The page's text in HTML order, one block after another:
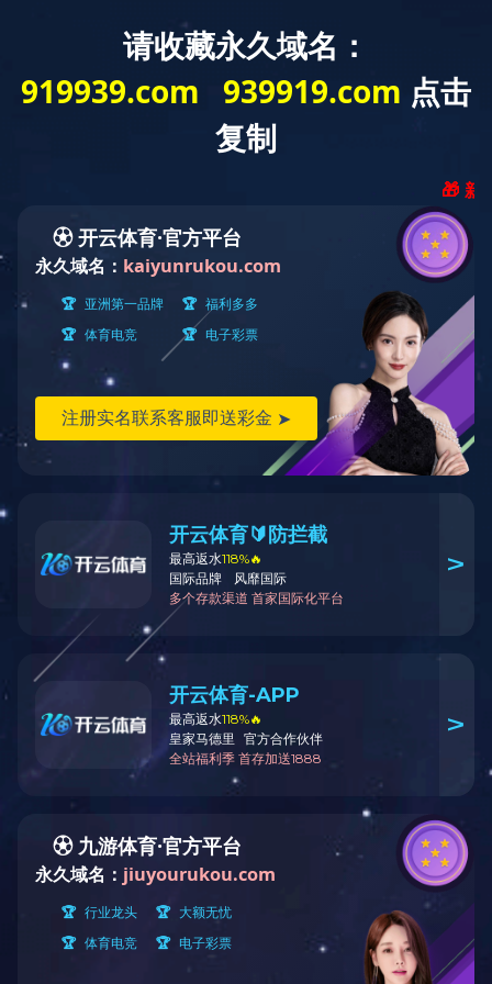
SD6269-1
WPC地板 ·Wood Plastic Composite
产品规格: 984x1580×10mm